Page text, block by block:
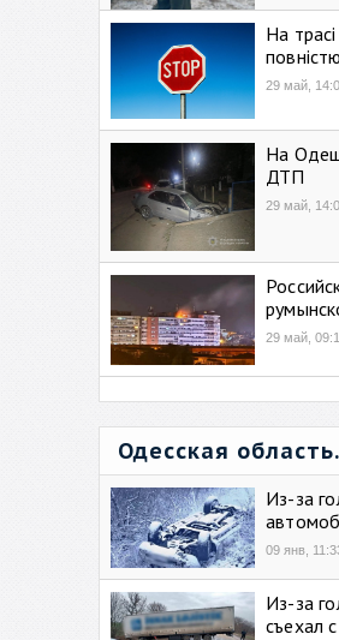
На
29 май,
На
ДТП
29 май,
29 май,
Одесская
Из-за
09 янв,
Из-за
съехал